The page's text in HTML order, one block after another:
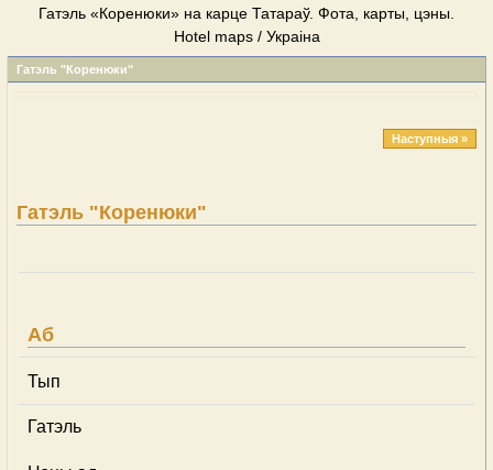
Гатэль «Коренюки» на карце Татараў. Фота, карты, цэны.
Hotel maps / Украіна
Гатэль "Коренюки"
Наступныя »
Гатэль "Коренюки"
Аб
Тып
Гатэль